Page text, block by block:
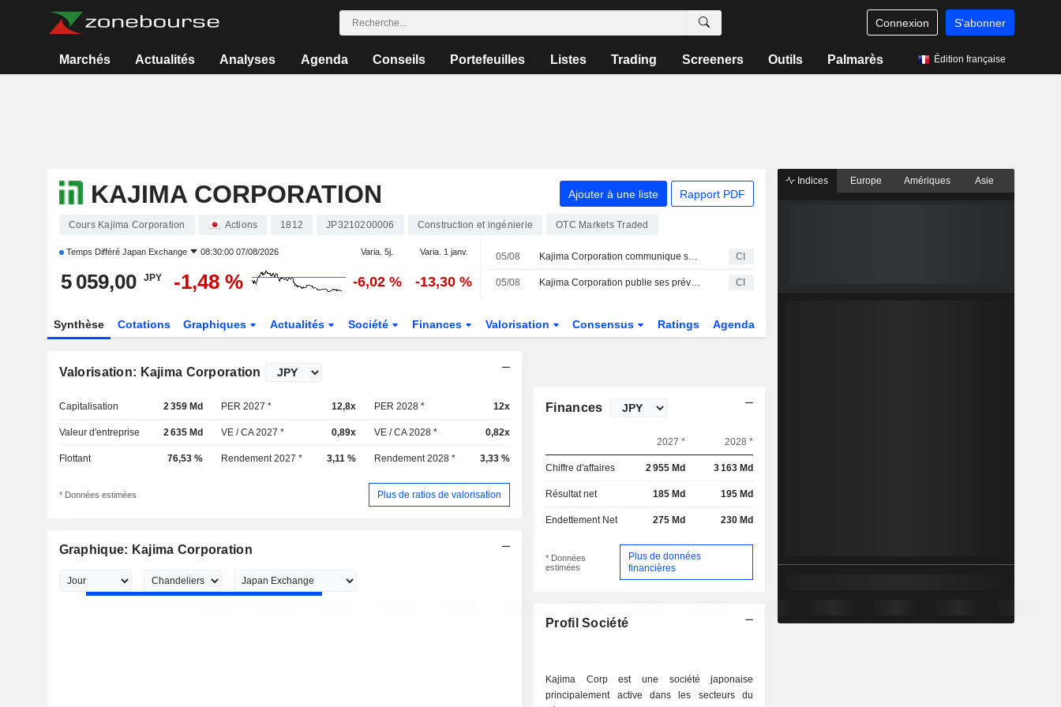
Connexion S'abonner
Marchés Actualités Analyses Agenda Conseils Portefeuilles Listes Trading Screeners Outils Palmarès Édition française
KAJIMA CORPORATION Ajouter à une liste Rapport PDF
Cours Kajima Corporation Actions 1812 JP3210200006 Construction et ingénierie OTC Markets Traded
Temps Différé Japan Exchange 08:30:00 07/08/2026 Varia. 5j. Varia. 1 janv.
5 059,00 JPY -1,48 % -6,02 % -13,30 %
05/08 Kajima Corporation communique ses prévisions de dividendes pour l'exercice clos le 31 mars 2027 CI
05/08 Kajima Corporation publie ses prévisions de résultats consolidés et sociaux pour l'exercice clos le 31 mars 2027 CI
Synthèse Cotations Graphiques Actualités Société Finances Valorisation Consensus Ratings Agenda
Valorisation: Kajima Corporation
Capitalisation 2 359 Md PER 2027 * 12,8x PER 2028 * 12x
Valeur d'entreprise 2 635 Md VE / CA 2027 * 0,89x VE / CA 2028 * 0,82x
Flottant 76,53 % Rendement 2027 * 3,11 % Rendement 2028 * 3,33 %
* Données estimées Plus de ratios de valorisation
Graphique: Kajima Corporation
Finances
2027 * 2028 *
Chiffre d'affaires 2 955 Md 3 163 Md
Résultat net 185 Md 195 Md
Endettement Net 275 Md 230 Md
* Données
estimées
Plus de données
financières
Profil Société
Kajima Corp est une société japonaise
principalement active dans les secteurs du
Indices Europe Amériques Asie